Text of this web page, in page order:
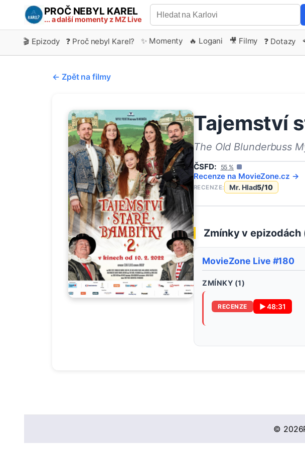
PROČ NEBYL KAREL
... a další momenty z MZ Live
🎬 Epizody ❓ Proč nebyl Karel? ✨ Momenty 🔥 Logani 🎥 Filmy ❓ Dotazy
← Zpět na filmy
Tajemství
The Old Blunderbuss
ČSFD: 55 %
Recenze na MovieZone.cz →
RECENZE: Mr. Hlad5/10
Zmínky v epizodách
MovieZone Live #180
ZMÍNKY (1)
RECENZE ▶48:31
© 2026